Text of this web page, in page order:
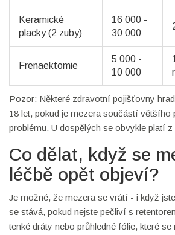
Keramické
placky (2 zuby)
16 000 -
30 000
Frenaektomie
5 000 -
10 000
Pozor: Některé zdravotní pojišťovny
18 let, pokud je mezera součástí většího
problému. U dospělých se obvykle platí
Co dělat, když se
léčbě opět objeví?
Je možné, že mezera se vrátí - i když
se stává, pokud nejste pečliví s
tenké dráty nebo průhledné fólie, které